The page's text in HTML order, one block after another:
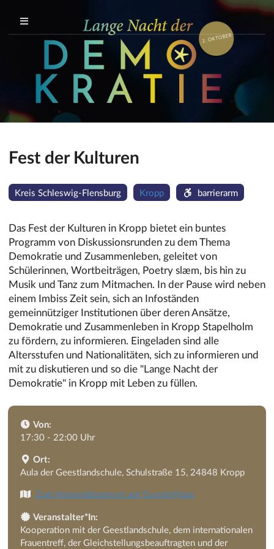
Fest der Kulturen
Kreis Schleswig-Flensburg Kropp barrierarm
Das Fest der Kulturen in Kropp bietet ein buntes
Programm von Diskussionsrunden zu dem Thema
Demokratie und Zusammenleben, geleitet von
Schülerinnen, Wortbeiträgen, Poetry slæm, bis hin zu
Musik und Tanz zum Mitmachen. In der Pause wird neben
einem Imbiss Zeit sein, sich an Infoständen
gemeinnütziger Institutionen über deren Ansätze,
Demokratie und Zusammenleben in Kropp Stapelholm
zu fördern, zu informieren. Eingeladen sind alle
Altersstufen und Nationalitäten, sich zu informieren und
mit zu diskutieren und so die "Lange Nacht der
Demokratie" in Kropp mit Leben zu füllen.
Von:
17:30 - 22:00 Uhr
Ort:
Aula der Geestlandschule, Schulstraße 15, 24848 Kropp
Zum Veranstaltungsort auf GoogleMaps
Veranstalter*In:
Kooperation mit der Geestlandschule, dem internationalen
Frauentreff, der Gleichstellungsbeauftragten und der